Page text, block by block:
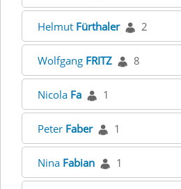
Helmut Fürthaler 2
Wolfgang FRITZ 8
Nicola Fa 1
Peter Faber 1
Nina Fabian 1